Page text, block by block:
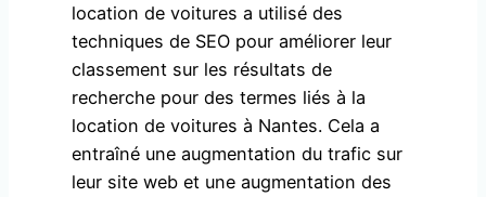
location de voitures a utilisé des
techniques de SEO pour améliorer leur
classement sur les résultats de
recherche pour des termes liés à la
location de voitures à Nantes. Cela a
entraîné une augmentation du trafic sur
leur site web et une augmentation des